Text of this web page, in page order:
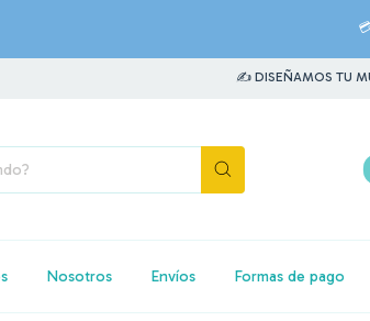
✍️ DISEÑAMOS TU MUEBLE
Nosotros Envíos Formas de pago